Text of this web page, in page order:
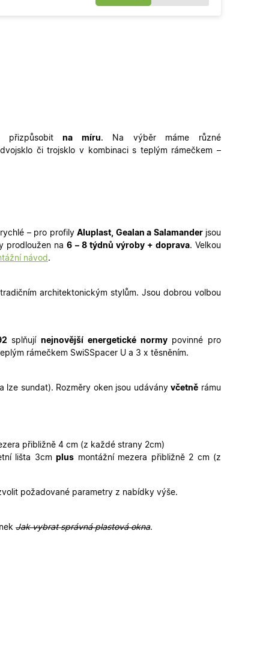
přizpůsobitna míru. Na výběr máme různé
čitrojsklo v kombinaci s teplým rámečkem –
rychlé – pro profilyAluplast, Gealan a Salamanderjsou
prodloužen na6 – 8 týdnů výroby + doprava. Velkou
návod .
architektonickým stylům. Jsou dobrou volbou
splňujínejnovější energetické normypovinné pro
rámečkem SwiSSpacer U a 3 x těsněním.
lze sundat). Rozměry oken jsou udáványvčetně rámu
přibližně 4 cm (z každé strany 2cm)
lišta 3cmplus montážní mezera přibližně 2 cm (z
požadované parametry z nabídky výše.
Jak vybrat správná plastová okna.
verze stránky a
a roboty. To
zprávy o
a udržení
nákupního
stavu relace.
Analytics - což
Google.
k výpočtu
přehledy
podporuje
informace o
reklamu,
jako je nabízení
reklamu,
webu.
cookies.